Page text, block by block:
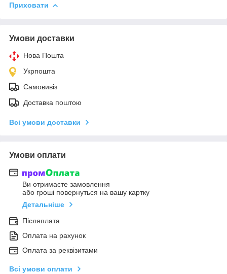
Приховати
Умови доставки
Нова Пошта
Укрпошта
Самовивіз
Доставка поштою
Всі умови доставки
Умови оплати
Ви отримаєте замовлення
або гроші повернуться на вашу картку
Детальніше
Післяплата
Оплата на рахунок
Оплата за реквізитами
Всі умови оплати